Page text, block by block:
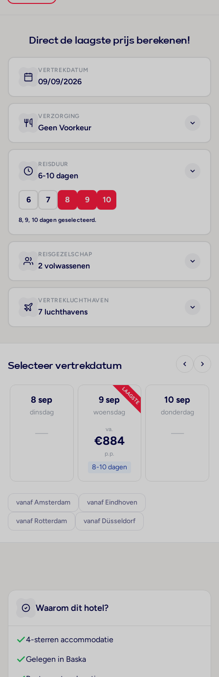
Direct de laagste prijs berekenen!
VERTREKDATUM
09/09/2026
VERZORGING
Geen Voorkeur
REISDUUR
6-10 dagen
6 7 8 9 10
8, 9, 10 dagen geselecteerd.
REISGEZELSCHAP
2 volwassenen
VERTREKLUCHTHAVEN
7 luchthavens
Selecteer vertrekdatum
8 sep
dinsdag
—
LAAGSTE
9 sep
woensdag
va.
€884
p.p.
8-10 dagen
10 sep
donderdag
—
vanaf Amsterdam vanaf Eindhoven
vanaf Rotterdam vanaf Düsseldorf
Waarom dit hotel?
4-sterren accommodatie
Gelegen in Baska